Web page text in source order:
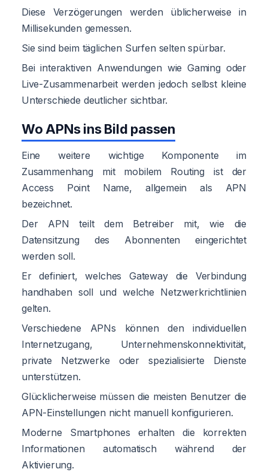
Diese Verzögerungen werden üblicherweise in
Millisekunden gemessen.
Sie sind beim täglichen Surfen selten spürbar.
Bei interaktiven Anwendungen wie Gaming oder
Live-Zusammenarbeit werden jedoch selbst kleine
Unterschiede deutlicher sichtbar.
Wo APNs ins Bild passen
Eine weitere wichtige Komponente im
Zusammenhang mit mobilem Routing ist der
Access Point Name, allgemein als APN
bezeichnet.
Der APN teilt dem Betreiber mit, wie die
Datensitzung des Abonnenten eingerichtet
werden soll.
Er definiert, welches Gateway die Verbindung
handhaben soll und welche Netzwerkrichtlinien
gelten.
Verschiedene APNs können den individuellen
Internetzugang, Unternehmenskonnektivität,
private Netzwerke oder spezialisierte Dienste
unterstützen.
Glücklicherweise müssen die meisten Benutzer die
APN-Einstellungen nicht manuell konfigurieren.
Moderne Smartphones erhalten die korrekten
Informationen automatisch während der
Aktivierung.